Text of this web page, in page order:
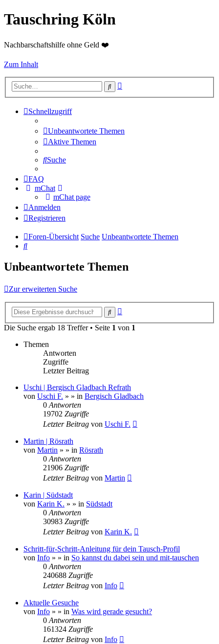
Tauschring Köln
Nachbarschaftshilfe ohne Geld ❤️
Zum Inhalt
Suche
Schnellzugriff
Unbeantwortete Themen
Aktive Themen
Suche
FAQ
mChat
mChat page
Anmelden
Registrieren
Foren-Übersicht Suche Unbeantwortete Themen
Suche
Unbeantwortete Themen
Zur erweiterten Suche
Suche
Die Suche ergab 18 Treffer • Seite 1 von 1
Themen
Antworten
Zugriffe
Letzter Beitrag
Uschi | Bergisch Gladbach Refrath
von Uschi F. » » in Bergisch Gladbach
0 Antworten
19702 Zugriffe
Letzter Beitrag von Uschi F.
Martin | Rösrath
von Martin » » in Rösrath
0 Antworten
21906 Zugriffe
Letzter Beitrag von Martin
Karin | Südstadt
von Karin K. » » in Südstadt
0 Antworten
30983 Zugriffe
Letzter Beitrag von Karin K.
Schritt-für-Schritt-Anleitung für dein Tausch-Profil
von Info » » in So kannst du dabei sein und mit-tauschen
0 Antworten
240688 Zugriffe
Letzter Beitrag von Info
Aktuelle Gesuche
von Info » » in Was wird gerade gesucht?
0 Antworten
161324 Zugriffe
Letzter Beitrag von Info